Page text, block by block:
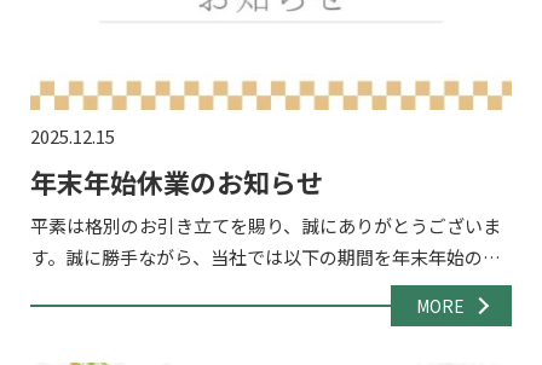
2025.12.15
年末年始休業のお知らせ
平素は格別のお引き立てを賜り、誠にありがとうございま
す。誠に勝手ながら、当社では以下の期間を年末年始の休
業期間とさせていただきます。 休業期間2025年12月27日
（土）～2024年1月4日（日） 休業期間中のお問い合わ […]
MORE